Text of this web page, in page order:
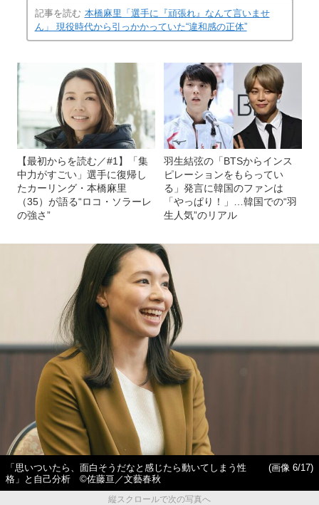
記事を読む 本橋麻里「選手に『頑張れ』なんて言いませ
ん」 現役時代から引っかかっていた“違和感の正体”
【最初からを読む／#1】「集
中力がすごい」選手に復帰し
たカーリング・本橋麻里
（35）が語る“ロコ・ソラーレ
の強さ”
羽生結弦の「BTSからインス
ピレーションをもらってい
る」発言に韓国のファンは
「やっぱり！」…韓国での“羽
生人気”のリアル
「思いついたら、面白そうだなと感じたら動いてしまう性
格」と自己分析 ©佐藤亘／文藝春秋
(画像 6/17)
縦スクロールで次の写真へ